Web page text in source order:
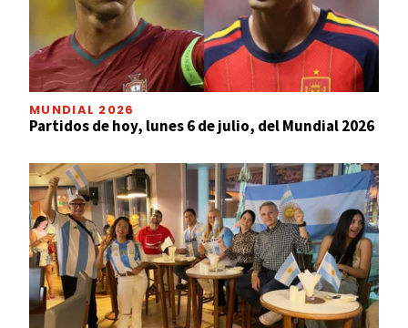
MUNDIAL 2026
Partidos de hoy, lunes 6 de julio, del Mundial 2026